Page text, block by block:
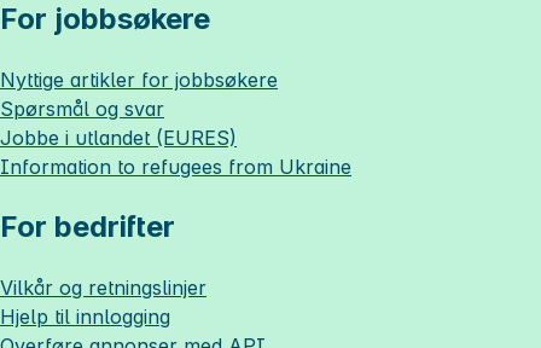
For jobbsøkere
Nyttige artikler for jobbsøkere
Spørsmål og svar
Jobbe i utlandet (EURES)
Information to refugees from Ukraine
For bedrifter
Vilkår og retningslinjer
Hjelp til innlogging